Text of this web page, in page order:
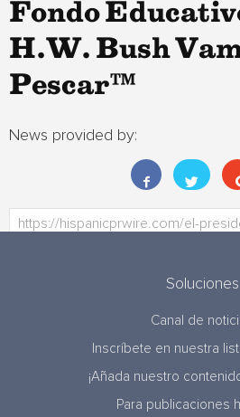
Fondo
H.W. Bush
Pescar™
News provided by:
Soluciones
Canal de
Inscríbete en nuestra
¡Añada nuestro
Para publicaciones